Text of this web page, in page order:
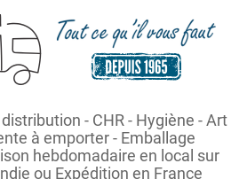
- CHR - Hygiène - Art
à emporter - Emballage
hebdomadaire en local sur
ou Expédition en France